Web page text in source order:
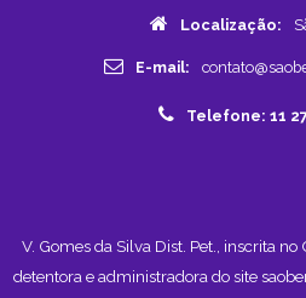
Localização:
E-mail:
Telefone: 11
V. Gomes da Silva Dist. Pet., inscrita
detentora e administradora do site